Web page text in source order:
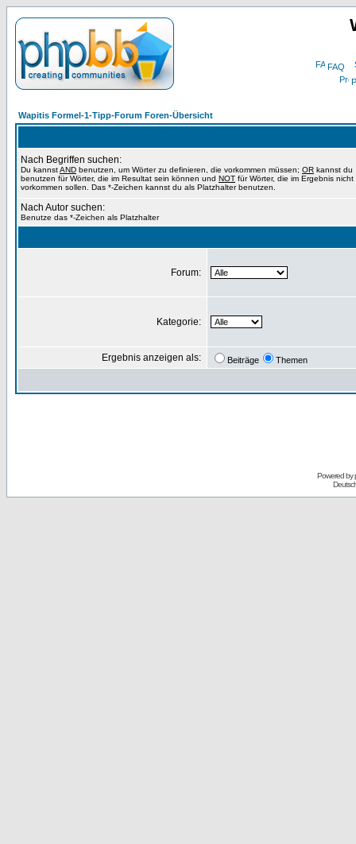
FAQ
Wapitis Formel-1-Tipp-Forum Foren-Übersicht
Nach Begriffen suchen:
Du kannstAND benutzen, um Wörter zu definieren, die vorkommen müssen; OR kannst du
benutzen für Wörter, die im Resultat sein können und NOT für Wörter, die im Ergebnis nicht
vorkommen sollen. Das *-Zeichen kannst du als Platzhalter benutzen.
Nach Autor suchen:
Benutze das *-Zeichen als Platzhalter
Forum:
Kategorie:
Ergebnis anzeigen als: Beiträge Themen
Powered by